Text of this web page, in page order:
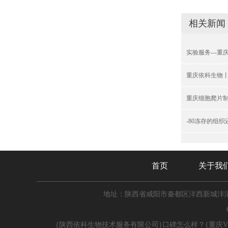
相关新闻
实验服务---重
重庆依科生物
重庆细胞爬片
-80冻存的组织
首页 关于我
地址：陕西省咸阳市秦都区沣西新城
{陕西依科生物技术服务有限公司}口碑怎么样？{重庆